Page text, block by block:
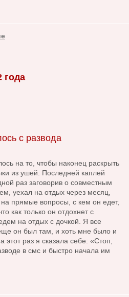
года
с развода
на то, чтобы наконец раскрыть
из ушей. Последней каплей
раз заговорив о совместным
уехал на отдых через месяц,
прямые вопросы, с кем он едет,
как только он отдохнет с
на отдых с дочкой. Я все
он был там, и хоть мне было и
этот раз я сказала себе: «Стоп,
в смс и быстро начала им